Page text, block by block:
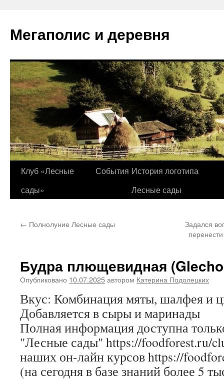
содержимому
Мегаполис и деревня
Клуб «Лесные
сады»
События История логотипа
Лесные сады
← Полнолуние Лесные сады
Задался
Будра плющевидная
Опубликовано 10.07.2025автором Катерина Подолецких
Вкус: Комбинация мяты, шалфея и
Добавляется в сыры и маринады
Полная информация доступна
"Лесные сады" https://foodforest.ru/
наших он-лайн курсов https://
(на сегодня в базе знаний более 5